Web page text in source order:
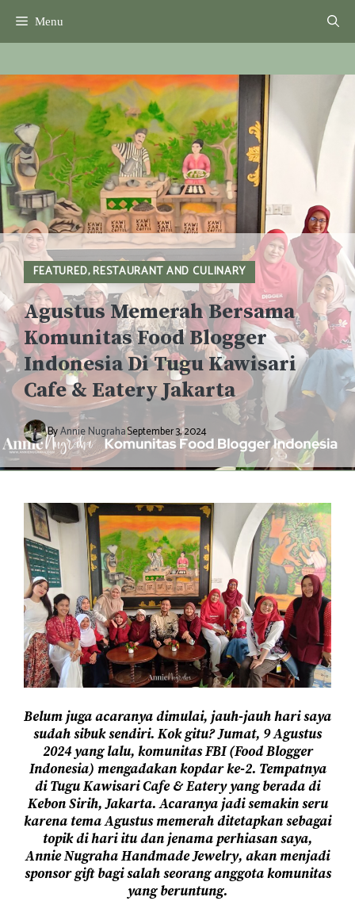
Menu
FEATURED,RESTAURANT AND CULINARY
Agustus Memerah Bersama
Komunitas Food Blogger
Indonesia Di Tugu Kawisari
Cafe & Eatery Jakarta
ByAnnie NugrahaSeptember 3, 2024
Belum juga acaranya dimulai, jauh-jauh hari saya
sudah sibuk sendiri. Kok gitu? Jumat, 9 Agustus
2024 yang lalu, komunitas FBI (Food Blogger
Indonesia) mengadakan kopdar ke-2. Tempatnya
di Tugu Kawisari Cafe & Eatery yang berada di
Kebon Sirih, Jakarta. Acaranya jadi semakin seru
karena tema Agustus memerahditetapkan sebagai
topik di hari itu dan jenama perhiasan saya,
Annie Nugraha Handmade Jewelry, akan menjadi
sponsor gift bagi salah seorang anggota komunitas
yang beruntung.